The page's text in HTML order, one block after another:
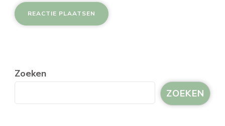
Zoeken
ZOEKEN